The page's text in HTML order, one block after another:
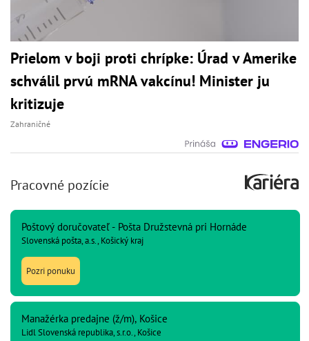
Prielom v boji proti chrípke: Úrad v Amerike
schválil prvú mRNA vakcínu! Minister ju
kritizuje
Zahraničné
Pracovné pozície
Poštový doručovateľ - Pošta Družstevná pri Hornáde
Slovenská pošta, a.s., Košický kraj
Pozri ponuku
Manažérka predajne (ž/m), Košice
Lidl Slovenská republika, s.r.o., Košice